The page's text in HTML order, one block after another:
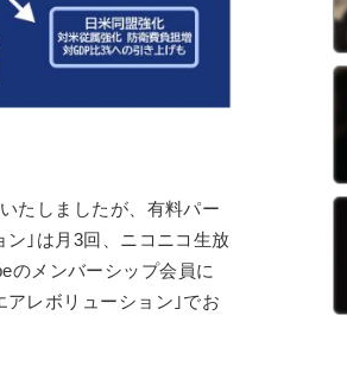
たしましたが、有料パー
ン｣は月3回、ニコニコ生放
のメンバーシップ会員に
レボリューション｣でお